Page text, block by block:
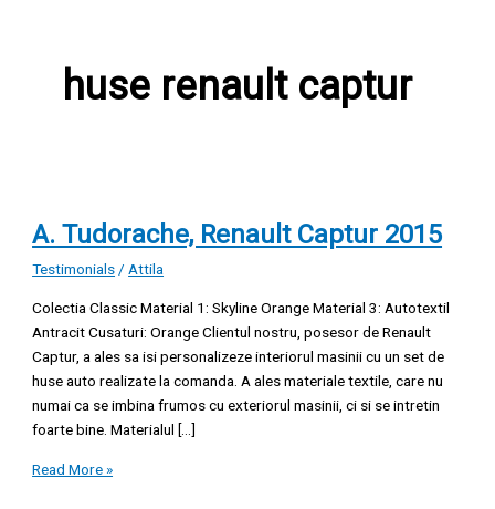
huse renault captur
A. Tudorache, Renault Captur 2015
Testimonials/Attila
Colectia Classic Material 1: Skyline Orange Material 3: Autotextil
Antracit Cusaturi: Orange Clientul nostru, posesor de Renault
Captur, a ales sa isi personalizeze interiorul masinii cu un set de
huse auto realizate la comanda. A ales materiale textile, care nu
numai ca se imbina frumos cu exteriorul masinii, ci si se intretin
foarte bine. Materialul […]
Read More »